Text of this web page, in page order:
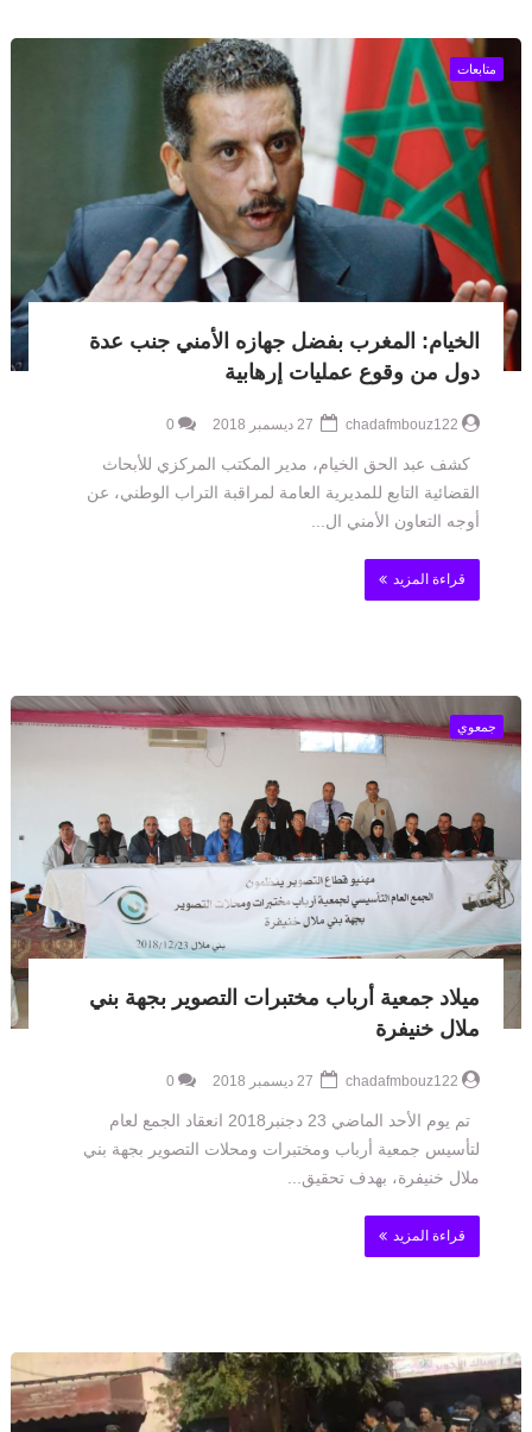
متابعات
الخيام: المغرب بفضل جهازه الأمني جنب عدة
دول من وقوع عمليات إرهابية
chadafmbouz122
0
كشف عبد الحق الخيام، مدير المكتب المركزي للأبحاث
القضائية التابع للمديرية العامة لمراقبة التراب الوطني، عن
أوجه التعاون الأمني ال...
قراءة المزيد
جمعوي
ميلاد جمعية أرباب مختبرات التصوير بجهة بني
ملال خنيفرة
chadafmbouz122
0
تم يوم الأحد الماضي 23 دجنبر2018 انعقاد الجمع لعام
لتأسيس جمعية أرباب ومختبرات ومحلات التصوير بجهة بني
ملال خنيفرة، بهدف تحقيق...
قراءة المزيد